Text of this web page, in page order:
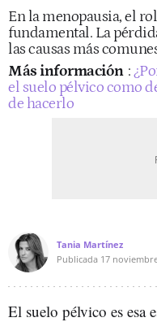
En la menopausia, el
fundamental. La
las causas más
Más información :
el suelo pélvico como
de hacerlo
Tania Martínez
Publicada 17
El suelo pélvico es esa